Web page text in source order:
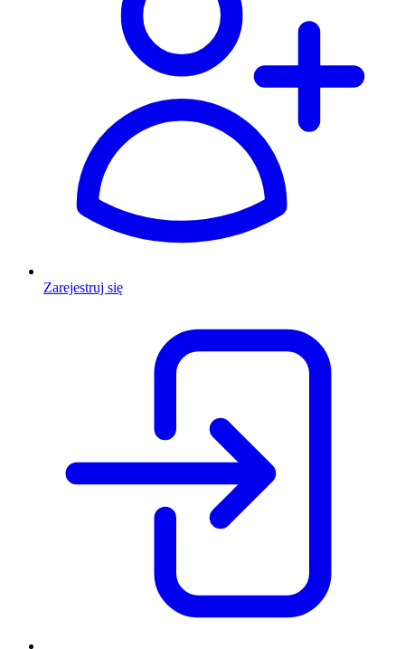
Zarejestruj się